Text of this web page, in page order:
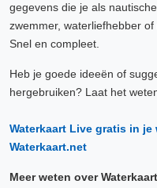
gegevens die je als
zwemmer, waterliefhebber
Snel en compleet.
Heb je goede ideeën of
hergebruiken? Laat het
Waterkaart Live gratis in je
Waterkaart.net
Meer weten over